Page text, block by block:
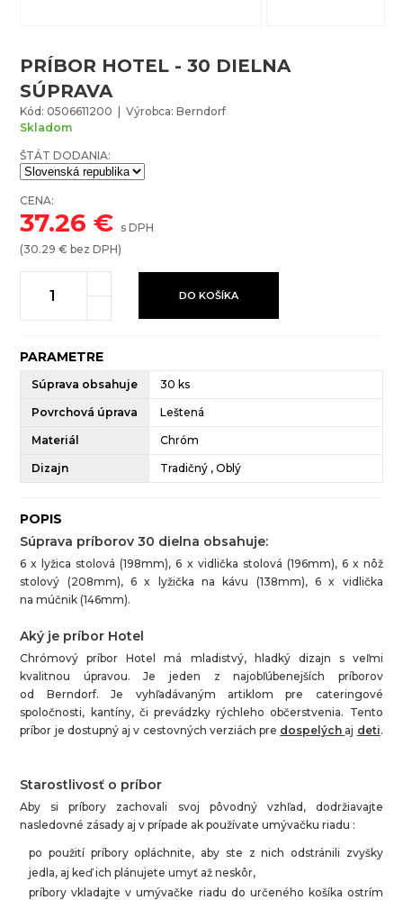
PRÍBOR HOTEL - 30 DIELNA
SÚPRAVA
Kód: 0506611200 | Výrobca: Berndorf
Skladom
ŠTÁT DODANIA:
CENA:
37.26 € s DPH
(30.29 € bez DPH)
DO KOŠÍKA
PARAMETRE
Súprava obsahuje 30 ks
Povrchová úprava Leštená
Materiál Chróm
Dizajn Tradičný , Oblý
POPIS
Súprava príborov 30 dielna obsahuje:
6 x lyžica stolová (198mm), 6 x vidlička stolová (196mm), 6 x nôž
stolový (208mm), 6 x lyžička na kávu (138mm), 6 x vidlička
na múčnik (146mm).
Aký je príbor Hotel
Chrómový príbor Hotel má mladistvý, hladký dizajn s veľmi
kvalitnou úpravou. Je jeden z najobľúbenejších príborov
od Berndorf. Je vyhľadávaným artiklom pre cateringové
spoločnosti, kantíny, či prevádzky rýchleho občerstvenia. Tento
príbor je dostupný aj v cestovných verziách pre dospelých aj deti.
Starostlivosť o príbor
Aby si príbory zachovali svoj pôvodný vzhľad, dodržiavajte
nasledovné zásady aj v prípade ak používate umývačku riadu :
po použití príbory opláchnite, aby ste z nich odstránili zvyšky
jedla, aj keď ich plánujete umyť až neskôr,
príbory vkladajte v umývačke riadu do určeného košíka ostrím